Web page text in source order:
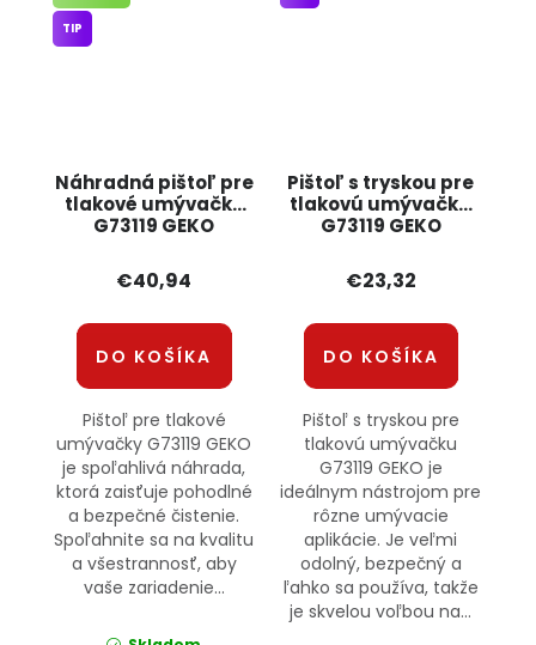
Náhradná pištoľ pre
tlakové umývačky
G73119 GEKO
TIP
€40,94
DO KOŠÍKA
Pištoľ pre tlakové
umývačky G73119 GEKO
je spoľahlivá náhrada,
ktorá zaisťuje pohodlné
a bezpečné čistenie.
Spoľahnite sa na kvalitu
a všestrannosť, aby
vaše zariadenie...
Pištoľ s tryskou pre
tlakovú umývačku
G73119 GEKO
€23,32
DO KOŠÍKA
Pištoľ s tryskou pre
tlakovú umývačku
G73119 GEKO je
ideálnym nástrojom pre
rôzne umývacie
aplikácie. Je veľmi
odolný, bezpečný a
ľahko sa používa, takže
je skvelou voľbou na...